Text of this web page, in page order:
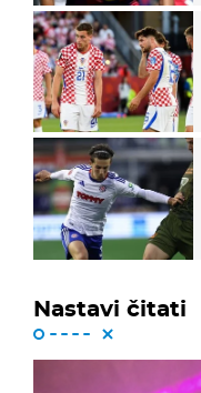
Nastavi čitati